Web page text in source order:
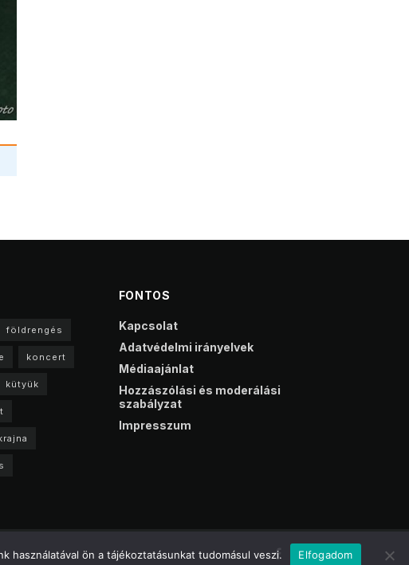
földrengés
koncert
kütyük
FONTOS
Kapcsolat
Adatvédelmi irányelvek
Médiaajánlat
Hozzászólási és moderálási
szabályzat
Impresszum
használatával ön a tájékoztatásunkat tudomásul veszi. Elfogadom